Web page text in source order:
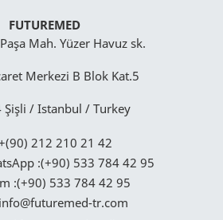
FUTUREMED
Mah. Yüzer Havuz sk.
Merkezi B Blok Kat.5
Şişli / Istanbul / Turkey
212 210 21 42
:(+90) 533 784 42 95
:(+90) 533 784 42 95
tr.com